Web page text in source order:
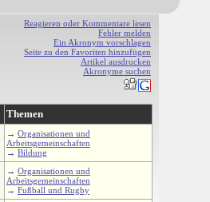
Reagieren oder Kommentare lesen
Fehler melden
Ein Akronym vorschlagen
Seite zu den Favoriten hinzufügen
Artikel ausdrucken
Akronyme suchen
Themen
→ Organisationen und
Arbeitsgemeinschaften
→ Bildung
→ Organisationen und
Arbeitsgemeinschaften
→ Fußball und Rugby